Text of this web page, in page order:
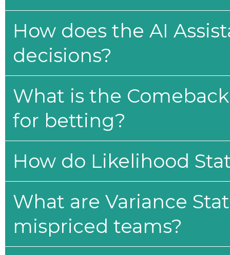
How does the AI
decisions?
What is the
for betting?
How do Likelihood
What are Variance
mispriced teams?